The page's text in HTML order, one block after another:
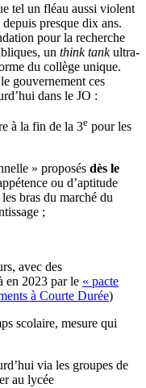
tel un fléau aussi violent
presque dix ans.
pour la recherche
un think tankultra-
du collège unique.
gouvernement ces
dans le JO :
à la fin de la 3e pour les
» proposés dès le
ou d’aptitude
bras du marché du
;
avec des
en 2023 par le « pacte
à Courte Durée)
scolaire, mesure qui
via les groupes de
au lycée